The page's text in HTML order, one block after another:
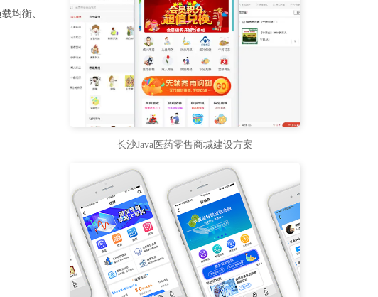
均衡、
长沙Java医药零售商城建设方案